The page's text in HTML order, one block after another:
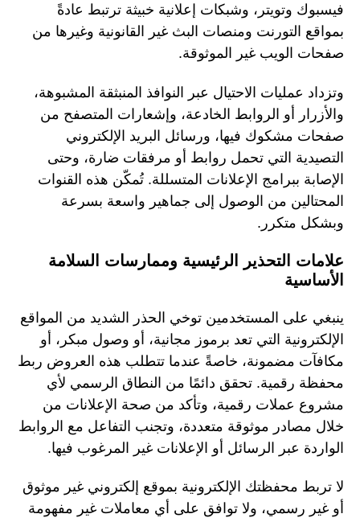
فيسبوك وتويتر، وشبكات إعلانية خبيثة ترتبط عادةً
بمواقع التورنت ومنصات البث غير القانونية وغيرها من
صفحات الويب غير الموثوقة.
وتزداد عمليات الاحتيال عبر النوافذ المنبثقة المشبوهة،
والأزرار أو الروابط الخادعة، وإشعارات المتصفح من
صفحات مشكوك فيها، ورسائل البريد الإلكتروني
التصيدية التي تحمل روابط أو مرفقات ضارة، وحتى
الإصابة ببرامج الإعلانات المتسللة. تُمكّن هذه القنوات
المحتالين من الوصول إلى جماهير واسعة بسرعة
وبشكل متكرر.
علامات التحذير الرئيسية وممارسات السلامة
الأساسية
ينبغي على المستخدمين توخي الحذر الشديد من المواقع
الإلكترونية التي تعد برموز مجانية، أو وصول مبكر، أو
مكافآت مضمونة، خاصةً عندما تتطلب هذه العروض ربط
محفظة رقمية. تحقق دائمًا من النطاق الرسمي لأي
مشروع عملات رقمية، وتأكد من صحة الإعلانات من
خلال مصادر موثوقة متعددة، وتجنب التفاعل مع الروابط
الواردة عبر الرسائل أو الإعلانات غير المرغوب فيها.
لا تربط محفظتك الإلكترونية بموقع إلكتروني غير موثوق
أو غير رسمي، ولا توافق على أي معاملات غير مفهومة